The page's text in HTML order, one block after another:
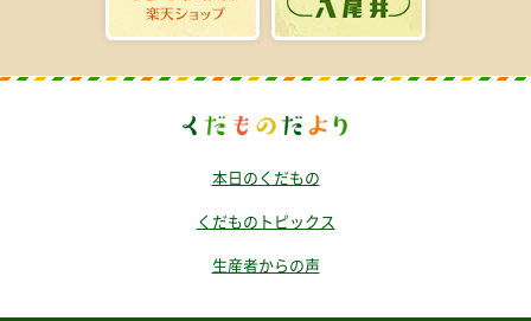
本日のくだもの
くだものトピックス
生産者からの声